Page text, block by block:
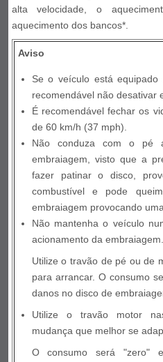
alta velocidade, o
aquecimento dos bancos*.
Aviso
Se o veículo está
recomendável não desativar
É recomendável fechar os
de 60 km/h (37 mph).
Não conduza com o pé
embraiagem, visto que a
fazer patinar o disco,
combustível e pode
embraiagem provocando
Não mantenha o veículo
acionamento da embraiagem.
Utilize o travão de pé ou de
para arrancar. O consumo
danos no disco de
Utilize o travão motor
mudança que melhor se
O consumo será "zero"